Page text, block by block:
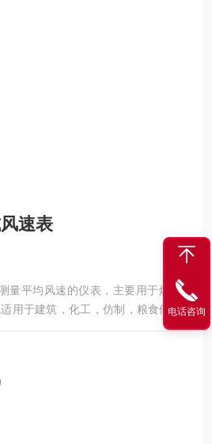
速表
量平均风速的仪表，主要用于煤矿井
用于建筑，化工，仿制，粮食储藏，
风速测量
电话咨询